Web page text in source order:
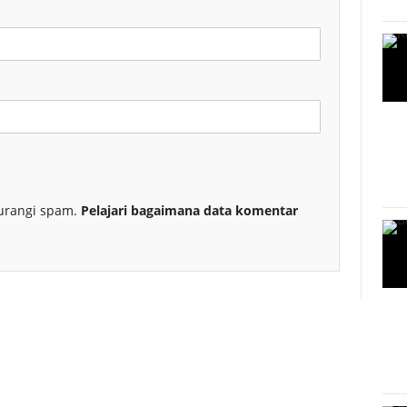
spam. Pelajari bagaimana data komentar